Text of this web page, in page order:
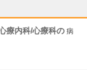
療内科/心療科の 病